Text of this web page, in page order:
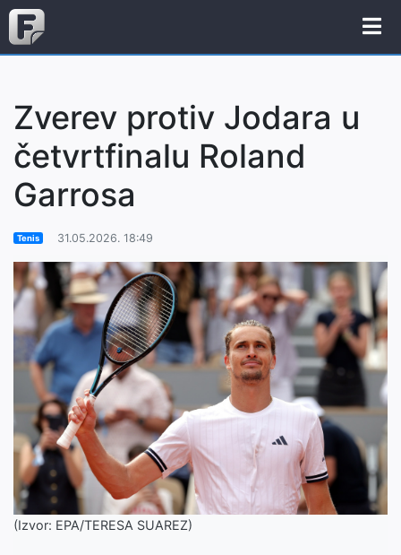
Zverev protiv Jodara u
četvrtfinalu Roland
Garrosa
Tenis 31.05.2026. 18:49
(Izvor: EPA/TERESA SUAREZ)